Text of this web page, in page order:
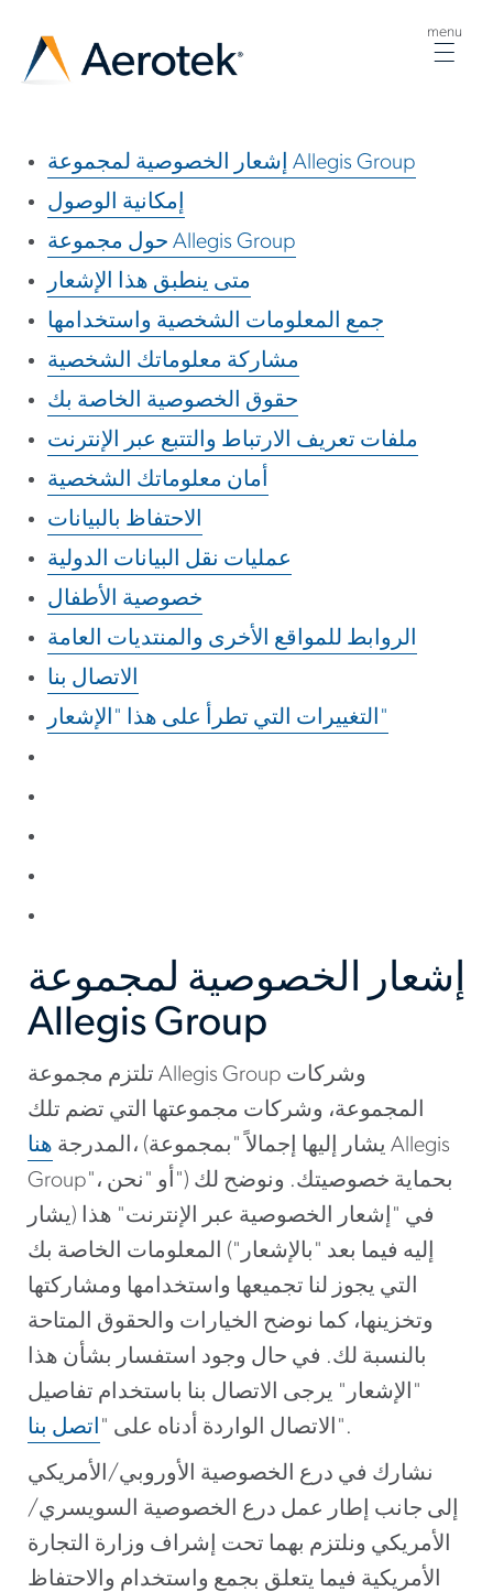
menu
إشعار الخصوصية لمجموعة Allegis Group
إمكانية الوصول
حول مجموعة Allegis Group
متى ينطبق هذا الإشعار
جمع المعلومات الشخصية واستخدامها
مشاركة معلوماتك الشخصية
حقوق الخصوصية الخاصة بك
ملفات تعريف الارتباط والتتبع عبر الإنترنت
أمان معلوماتك الشخصية
الاحتفاظ بالبيانات
عمليات نقل البيانات الدولية
خصوصية الأطفال
الروابط للمواقع الأخرى والمنتديات العامة
الاتصال بنا
التغييرات التي تطرأ على هذا "الإشعار"
إشعار الخصوصية لمجموعة
Allegis Group
تلتزم مجموعة Allegis Group وشركات
المجموعة، وشركات مجموعتها التي تضم تلك
المدرجة هنا
، (يشار إليها إجمالاً "بمجموعة Allegis
Group"، أو "نحن") بحماية خصوصيتك. ونوضح لك
في "إشعار الخصوصية عبر الإنترنت" هذا (يشار
إليه فيما بعد "بالإشعار") المعلومات الخاصة بك
التي يجوز لنا تجميعها واستخدامها ومشاركتها
وتخزينها، كما نوضح الخيارات والحقوق المتاحة
بالنسبة لك. في حال وجود استفسار بشأن هذا
"الإشعار" يرجى الاتصال بنا باستخدام تفاصيل
الاتصال الواردة أدناه على " اتصل بنا ".
نشارك في درع الخصوصية الأوروبي/الأمريكي
إلى جانب إطار عمل درع الخصوصية السويسري/
الأمريكي ونلتزم بهما تحت إشراف وزارة التجارة
الأمريكية فيما يتعلق بجمع واستخدام والاحتفاظ